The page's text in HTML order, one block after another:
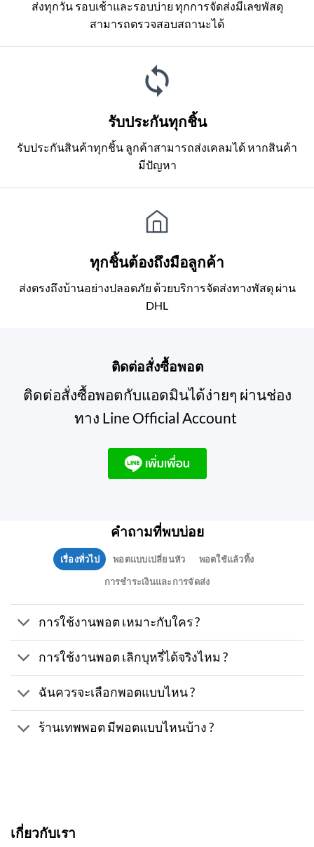
ส่งทุกวัน รอบเช้าและรอบบ่าย ทุกการจัดส่งมีเลขพัสดุ
สามารถตรวจสอบสถานะได้
รับประกันทุกชิ้น
รับประกันสินค้าทุกชิ้น ลูกค้าสามารถส่งเคลมได้ หากสินค้า
มีปัญหา
ทุกชิ้นต้องถึงมือลูกค้า
ส่งตรงถึงบ้านอย่างปลอดภัย ด้วยบริการจัดส่งทางพัสดุ ผ่าน
DHL
ติดต่อสั่งซื้อพอต
ติดต่อสั่งซื้อพอตกับแอดมินได้ง่ายๆ ผ่านช่อง
ทาง Line Official Account
คำถามที่พบบ่อย
เรื่องทั่วไป พอตแบบเปลี่ยนหัว
พอตใช้แล้วทิ้ง
การชำระเงินและการจัดส่ง
การใช้งานพอต เหมาะกับใคร ?
การใช้งานพอต เลิกบุหรี่ได้จริงไหม ?
ฉันควรจะเลือกพอตแบบไหน ?
ร้านเทพพอต มีพอตแบบไหนบ้าง ?
เกี่ยวกับเรา